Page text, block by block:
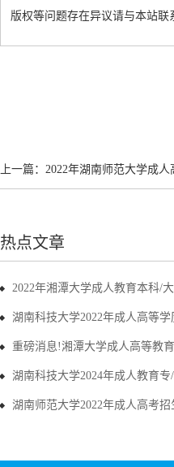
版权等问题存在异议请与本站联
上一篇： 2022年湖南师范大学成人
热点文章
2022年湘潭大学成人教育本科/大
湖南科技大学2022年成人高等
重磅消息!湘潭大学成人高等教育
湖南科技大学2024年成人教育
湖南师范大学2022年成人高考招